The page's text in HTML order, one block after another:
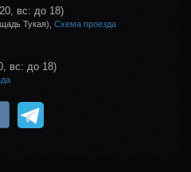
вс: до 18)
Тукая), Схема проезда
вс: до 18)